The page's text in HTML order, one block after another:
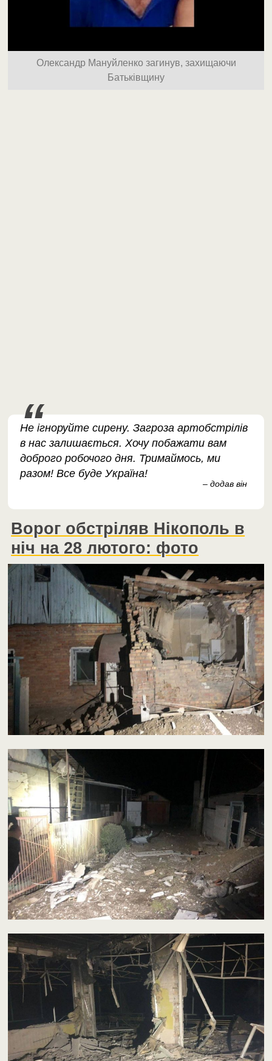
Олександр Мануйленко загинув, захищаючи
Батьківщину
Не ігноруйте сирену. Загроза артобстрілів
в нас залишається. Хочу побажати вам
доброго робочого дня. Тримаймось, ми
разом! Все буде Україна!
– додав він
Ворог обстріляв Нікополь в
ніч на 28 лютого: фото